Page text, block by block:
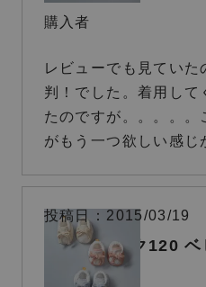
購入者
レビューでも見ていた
判！でした。着用して
たのですが。。。。。
がもう一つ欲しい感じ
オーガニック120
投稿日 2015/03/19